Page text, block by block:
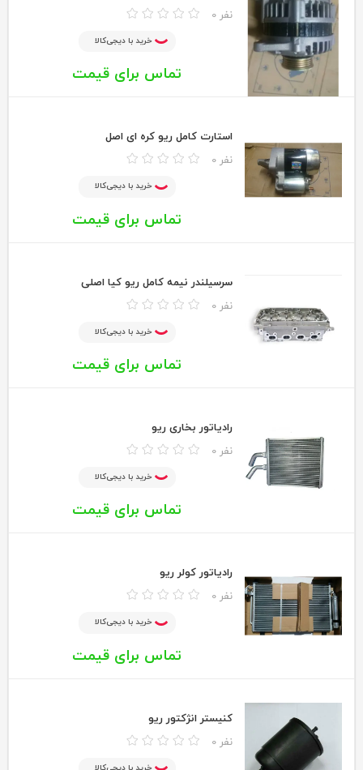
0 نفر
خرید با دیجی‌کالا
تماس برای قیمت
استارت کامل ریو کره ای اصل
0 نفر
خرید با دیجی‌کالا
تماس برای قیمت
سرسیلندر نیمه کامل ریو کیا اصلی
0 نفر
خرید با دیجی‌کالا
تماس برای قیمت
رادیاتور بخاری ریو
0 نفر
خرید با دیجی‌کالا
تماس برای قیمت
رادیاتور کولر ریو
0 نفر
خرید با دیجی‌کالا
تماس برای قیمت
کنیستر انژکتور ریو
0 نفر